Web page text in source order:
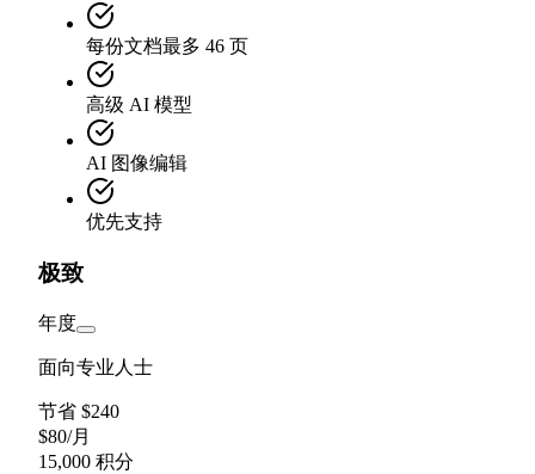
每份文档最多 46 页
高级 AI 模型
AI 图像编辑
优先支持
极致
年度
面向专业人士
节省 $240
$80/月
15,000 积分